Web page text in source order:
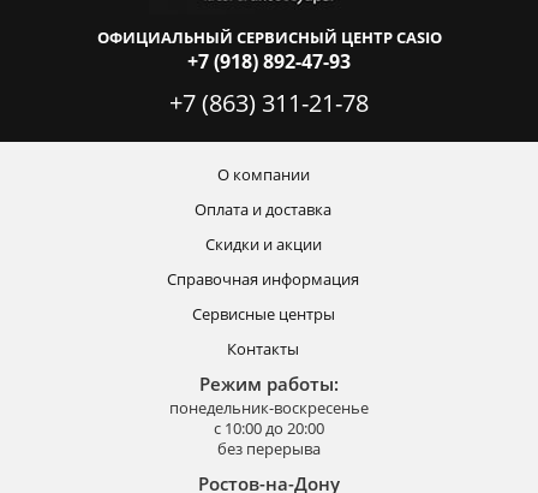
ОФИЦИАЛЬНЫЙ СЕРВИСНЫЙ ЦЕНТР CASIO
+7 (918) 892-47-93
+7 (863) 311-21-78
О компании
Оплата и доставка
Скидки и акции
Справочная информация
Сервисные центры
Контакты
Режим работы:
понедельник-воскресенье
с 10:00 до 20:00
без перерыва
Ростов-на-Дону